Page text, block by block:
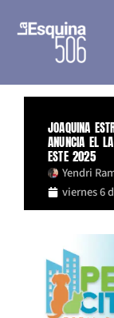
JOAQUINA
ANUNCIA EL
ESTE 2025
Yendri
viernes 6